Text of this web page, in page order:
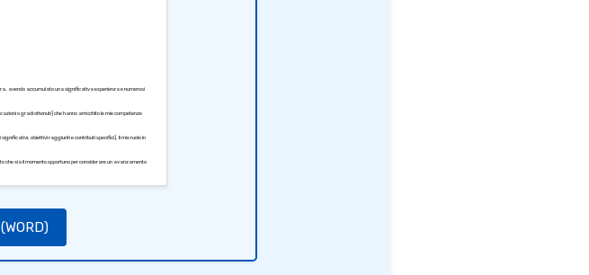
avendo accumulato una significativa esperienza e numerosi
o gradi ottenuti] che hanno arricchito le mie competenze
obiettivi raggiunti e contributi specifici]. Il mio ruolo in
sia il momento opportuno per considerare un avanzamento
significativamente alla nostra missione. Un avanzamento
(WORD)